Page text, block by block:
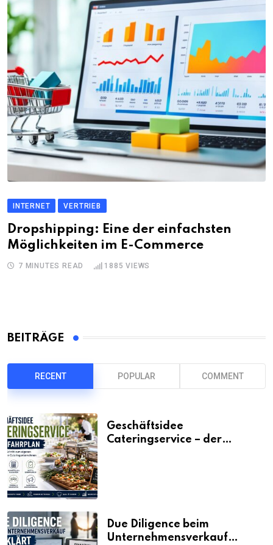
INTERNET VERTRIEB
Dropshipping: Eine der einfachsten
Möglichkeiten im E-Commerce
7 MINUTES READ 1885 VIEWS
BEITRÄGE
RECENT POPULAR COMMENT
Geschäftsidee
Cateringservice – der
Due Diligence beim
Unternehmensverkauf